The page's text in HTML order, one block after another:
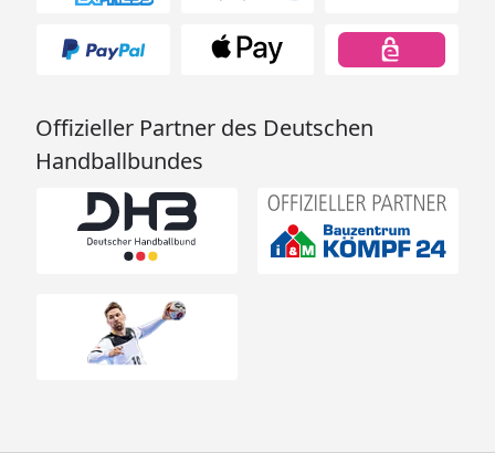
Offizieller Partner des Deutschen
Handballbundes